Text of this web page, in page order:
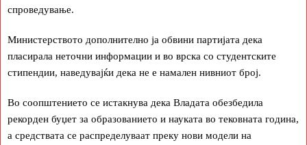
спроведување.
Министерството дополнително ја обвини партијата дека
пласирала неточни информации и во врска со студентските
стипендии, наведувајќи дека не е намален нивниот број.
Во соопштението се истакнува дека Владата обезбедила
рекорден буџет за образованието и науката во тековната година,
а средствата се распределуваат преку нови модели на